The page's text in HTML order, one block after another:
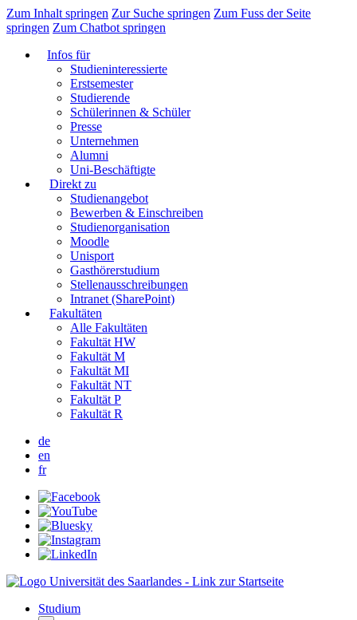
Zum Inhalt springen Zur Suche springen Zum Fuss der Seite
springen Zum Chatbot springen
Infos für
Studieninteressierte
Erstsemester
Studierende
Schülerinnen & Schüler
Presse
Unternehmen
Alumni
Uni-Beschäftigte
Direkt zu
Studienangebot
Bewerben & Einschreiben
Studienorganisation
Moodle
Unisport
Gasthörerstudium
Stellenausschreibungen
Intranet (SharePoint)
Fakultäten
Alle Fakultäten
Fakultät HW
Fakultät M
Fakultät MI
Fakultät NT
Fakultät P
Fakultät R
de
en
fr
Studium